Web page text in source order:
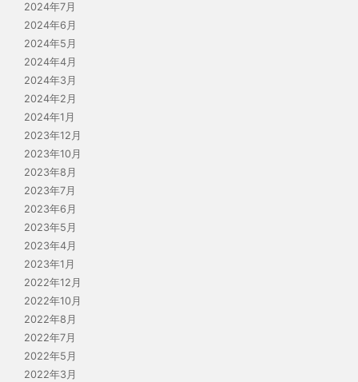
2024年7月
2024年6月
2024年5月
2024年4月
2024年3月
2024年2月
2024年1月
2023年12月
2023年10月
2023年8月
2023年7月
2023年6月
2023年5月
2023年4月
2023年1月
2022年12月
2022年10月
2022年8月
2022年7月
2022年5月
2022年3月